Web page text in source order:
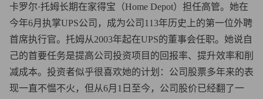
卡罗尔·托姆长期在家得宝（Home Depot）担任高管。她在
今年6月执掌UPS公司，成为公司113年历史上的第一位外聘
首席执行官。托姆从2003年起在UPS的董事会任职。她说自
己的首要任务是提高公司投资项目的回报率、提升效率和削
减成本。投资者似乎很喜欢她的计划：公司股票多年来的表
现一直不愠不火，但从6月1日至今，公司股价已经翻了一